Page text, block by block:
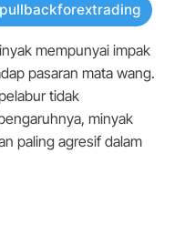
mempunyai impak
pasaran mata wang.
tidak
minyak
paling agresif dalam